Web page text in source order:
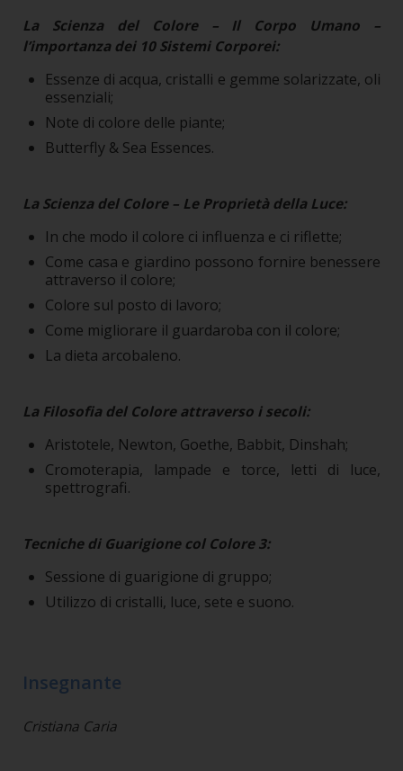
La Scienza del Colore – Il Corpo Umano –
l’importanza dei 10 Sistemi Corporei:
Essenze di acqua, cristalli e gemme solarizzate, oli
essenziali;
Note di colore delle piante;
Butterfly & Sea Essences.
La Scienza del Colore – Le Proprietà della Luce:
In che modo il colore ci influenza e ci riflette;
Come casa e giardino possono fornire benessere
attraverso il colore;
Colore sul posto di lavoro;
Come migliorare il guardaroba con il colore;
La dieta arcobaleno.
La Filosofia del Colore attraverso i secoli:
Aristotele, Newton, Goethe, Babbit, Dinshah;
Cromoterapia, lampade e torce, letti di luce,
spettrografi.
Tecniche di Guarigione col Colore 3:
Sessione di guarigione di gruppo;
Utilizzo di cristalli, luce, sete e suono.
Insegnante
Cristiana Caria